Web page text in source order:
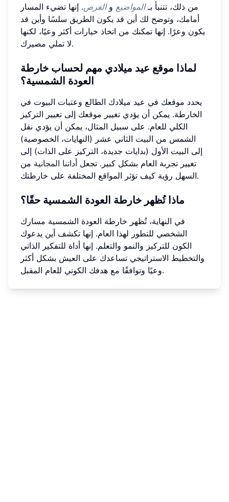
من ذلك، تتنبأ بـالمواضيع والفرص. إنها تضيء المسار
أمامك، وتوضح لك أين قد يكون الطريق سلسًا وأين قد
يكون وعرًا. إنها تمكنك من اتخاذ خيارات أكثر وعيًا، لكنها
لا تملي مصيرك.
لماذا موقع عيد ميلادي مهم لحساب خارطة
العودة الشمسية؟
يحدد موقعك في عيد ميلادك الطالع وعتبات البيوت في
الخارطة. يمكن أن يؤدي تغيير موقعك إلى تغيير التركيز
الكلي للعام. على سبيل المثال، يمكن أن يؤدي نقل
الشمس من البيت الثاني عشر (النهايات، الخصوصية)
إلى البيت الأول (بدايات جديدة، التركيز على الذات) إلى
تغيير تجربة العام بشكل كبير. تجعل أداتنا المجانية من
السهل رؤية كيف تؤثر المواقع المختلفة على خارطتك.
ماذا تُظهر خارطة العودة الشمسية حقًا؟
في النهاية، تُظهر خارطة العودة الشمسية مسارك
الشخصي للتطور لهذا العام. إنها تكشف أين يدعوك
الكون للتركيز والنمو والتعلم. إنها أداة للتفكير الذاتي
والتخطيط الاستراتيجي تساعدك على العيش بشكل أكثر
وعيًا وتوافقًا مع هدفك الكوني للعام المقبل.